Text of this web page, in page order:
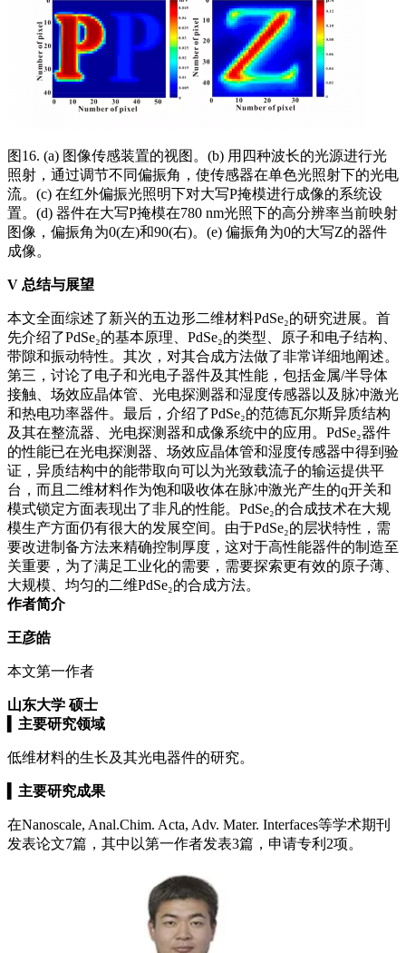
图16. (a) 图像传感装置的视图。(b) 用四种波长的光源进行光
照射，通过调节不同偏振角，使传感器在单色光照射下的光电
流。(c) 在红外偏振光照明下对大写P掩模进行成像的系统设
置。(d) 器件在大写P掩模在780 nm光照下的高分辨率当前映射
图像，偏振角为0(左)和90(右)。(e) 偏振角为0的大写Z的器件
成像。
V 总结与展望
本文全面综述了新兴的五边形二维材料PdSe₂的研究进展。首
先介绍了PdSe₂的基本原理、PdSe₂的类型、原子和电子结构、
带隙和振动特性。其次，对其合成方法做了非常详细地阐述。
第三，讨论了电子和光电子器件及其性能，包括金属/半导体
接触、场效应晶体管、光电探测器和湿度传感器以及脉冲激光
和热电功率器件。最后，介绍了PdSe₂的范德瓦尔斯异质结构
及其在整流器、光电探测器和成像系统中的应用。PdSe₂器件
的性能已在光电探测器、场效应晶体管和湿度传感器中得到验
证，异质结构中的能带取向可以为光致载流子的输运提供平
台，而且二维材料作为饱和吸收体在脉冲激光产生的q开关和
模式锁定方面表现出了非凡的性能。PdSe₂的合成技术在大规
模生产方面仍有很大的发展空间。由于PdSe₂的层状特性，需
要改进制备方法来精确控制厚度，这对于高性能器件的制造至
关重要，为了满足工业化的需要，需要探索更有效的原子薄、
大规模、均匀的二维PdSe₂的合成方法。
作者简介
王彦皓
本文第一作者
山东大学 硕士
主要研究领域
低维材料的生长及其光电器件的研究。
主要研究成果
在Nanoscale, Anal.Chim. Acta, Adv. Mater. Interfaces等学术期刊
发表论文7篇，其中以第一作者发表3篇，申请专利2项。